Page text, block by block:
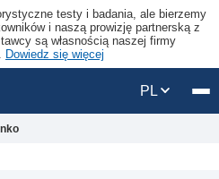
testy i badania, ale bierzemy
i naszą prowizję partnerską z
są własnością naszej firmy
Dowiedz się więcej
PL